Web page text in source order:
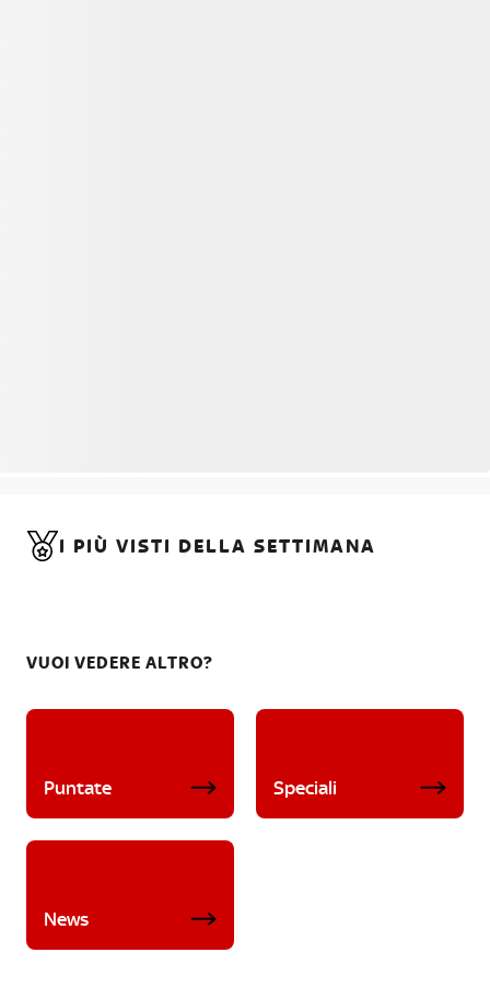
I PIÙ VISTI DELLA SETTIMANA
VUOI VEDERE ALTRO?
Puntate Speciali
News